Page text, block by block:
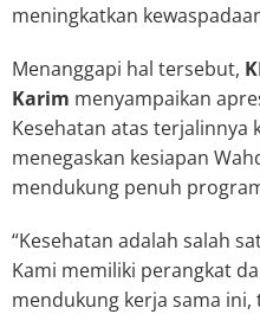
meningkatkan
Menanggapi hal tersebut,
Karim menyampaikan
Kesehatan atas terjalinnya
menegaskan kesiapan
mendukung penuh
“Kesehatan adalah salah
Kami memiliki perangkat
mendukung kerja sama